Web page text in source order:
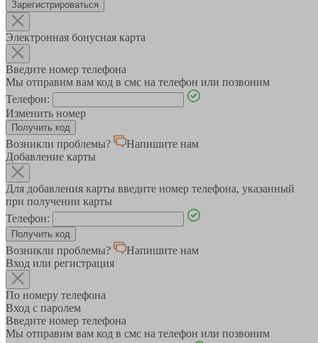
Зарегистрироваться
Электронная бонусная карта
Введите номер телефона
Мы отправим вам код в смс на телефон или позвоним
Телефон:
Изменить номер
Возникли проблемы?
Напишите нам
Добавление карты
Для добавления карты введите номер телефона, указанный
при получении карты
Телефон:
Возникли проблемы?
Напишите нам
Вход или регистрация
По номеру телефона
Вход с паролем
Введите номер телефона
Мы отправим вам код в смс на телефон или позвоним